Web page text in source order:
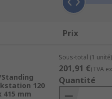
metal, steel and plastic.
with wheels for easy
Prix
Standing
120
415 mm
Sous-total (1 unité)
201,91 €(TVA
Quantité